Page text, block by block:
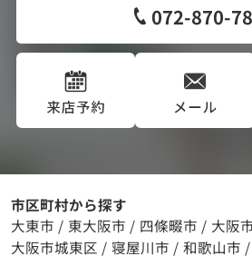
072-870-
市区町村から探す
大東市 / 東大阪市 / 四條畷市 / 大阪
大阪市城東区 / 寝屋川市 / 和歌山市 /